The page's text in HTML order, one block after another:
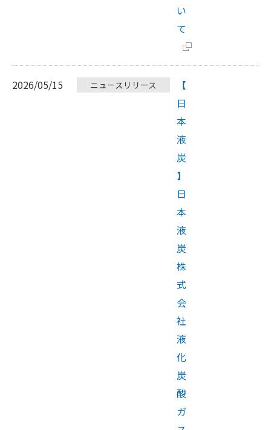
い
て
2026/05/15 ニュースリリース
【
日
本
液
炭
】
日
本
液
炭
株
式
会
社
液
化
炭
酸
ガ